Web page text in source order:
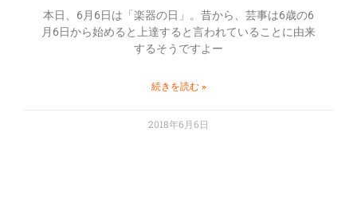
本日、6月6日は「楽器の日」。昔から、芸事は6歳の6
月6日から始めると上達すると言われていることに由来
するそうですよー
続きを読む »
2018年6月6日